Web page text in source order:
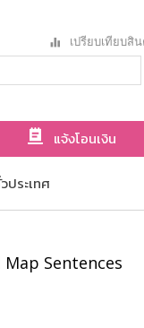
เปรียบเทียบสิ
แจ้งโอนเงิน
ระเทศ
Sentences